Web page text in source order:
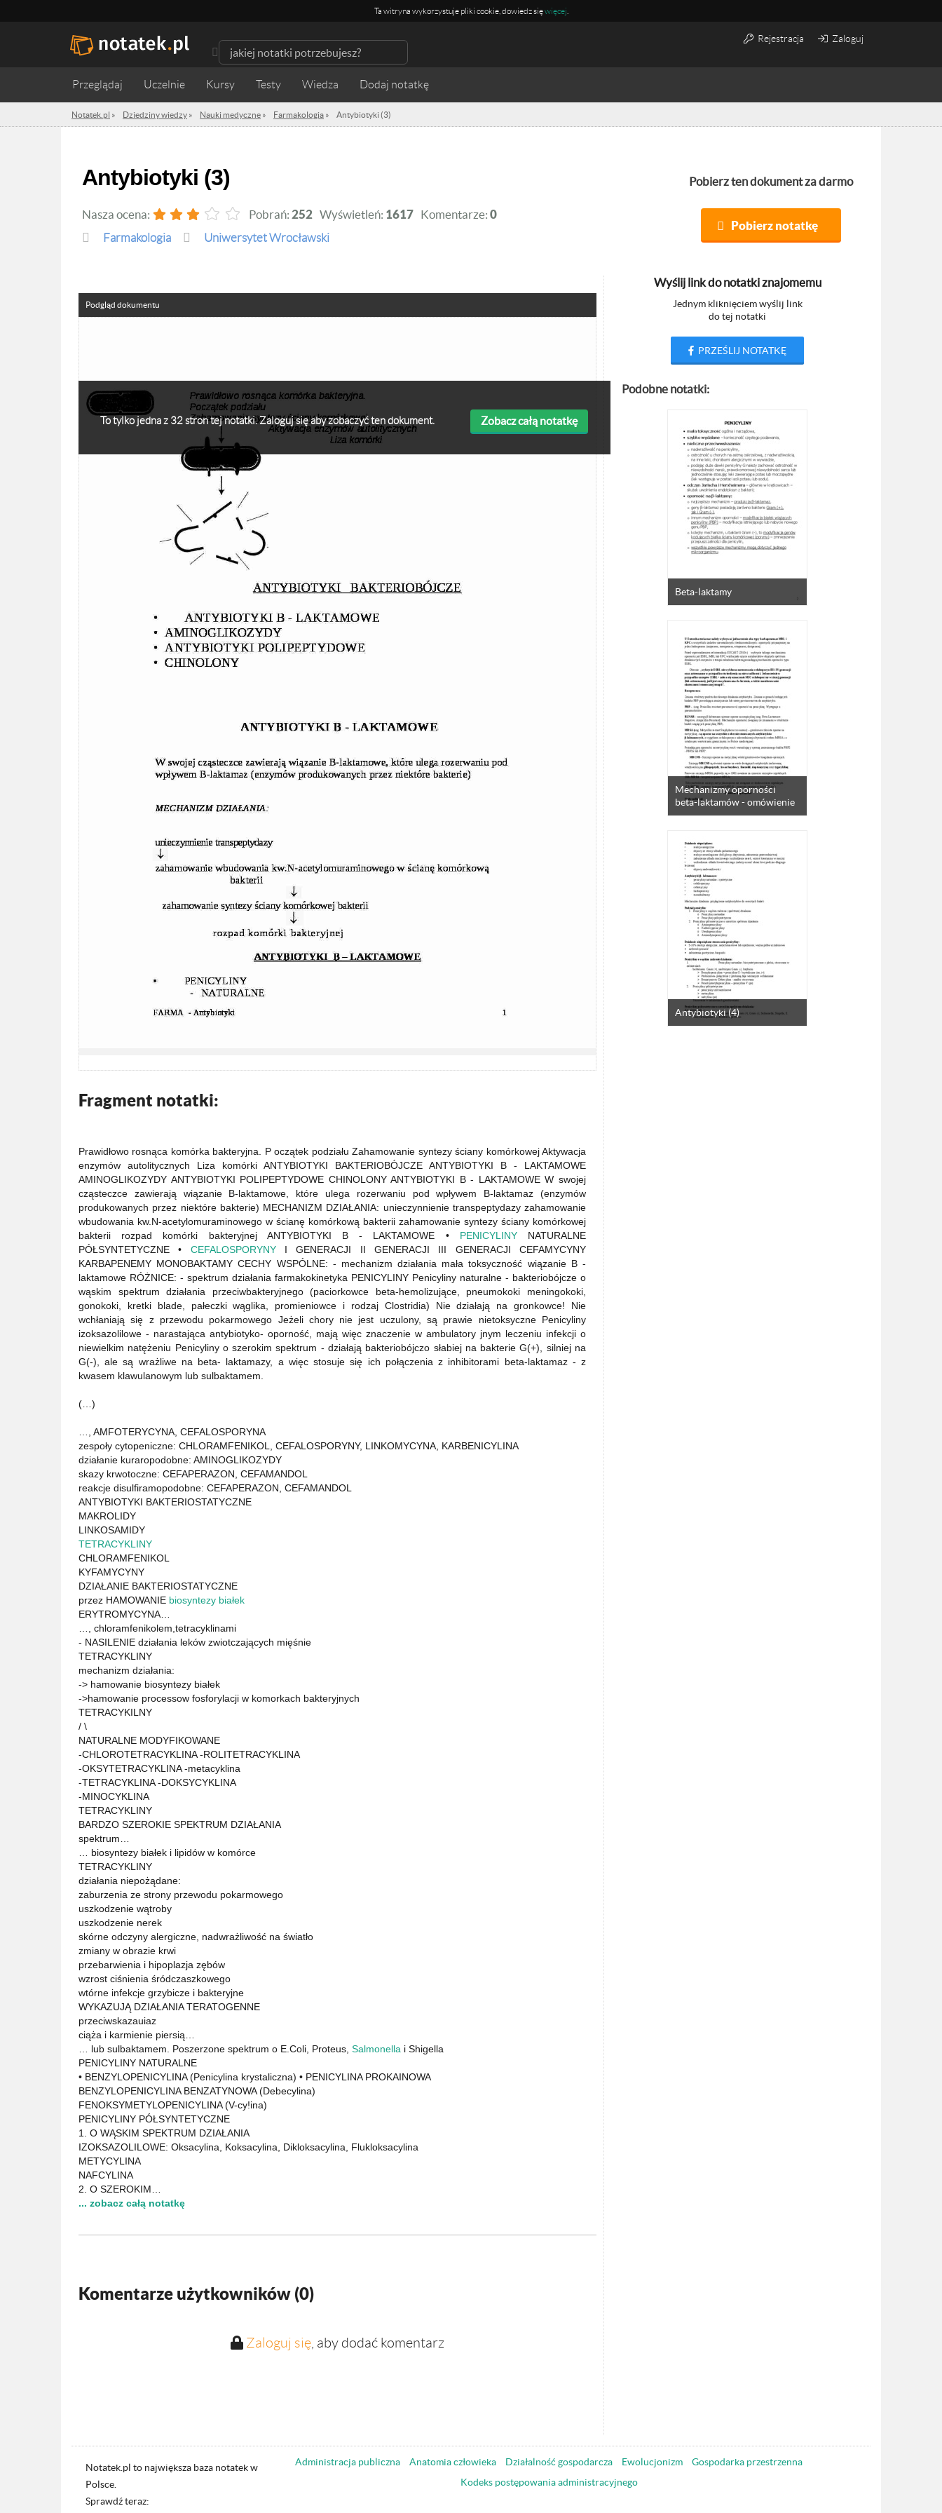
Ta witryna wykorzystuje pliki cookie, dowiedz sięwięcej
Rejestracja Zaloguj
Przeglądaj Uczelnie Kursy Testy Wiedza
Notatek.pl » Dziedziny wiedzy » Nauki medyczne » Farmakologia » Antybiotyki (3)
Antybiotyki (3)
Nasza ocena: Pobrań: 252 Wyświetleń: 1617 Komentarze: 0
Farmakologia Uniwersytet Wrocławski
Pobierz ten dokument za darmo
Pobierz notatkę
To tylko jedna z 32 stron tej notatki. Zaloguj się aby zobaczyć ten dokument. Zobacz całą notatkę
Podgląd dokumentu
Fragment notatki:
Prawidłowo rosnąca komórka bakteryjna. P oczątek podziału Zahamowanie syntezy ściany komórkowej Aktywacja
enzymów autolitycznych Liza komórki ANTYBIOTYKI BAKTERIOBÓJCZE ANTYBIOTYKI B - LAKTAMOWE
AMINOGLIKOZYDY ANTYBIOTYKI POLIPEPTYDOWE CHINOLONY ANTYBIOTYKI B - LAKTAMOWE W swojej
cząsteczce zawierają wiązanie B-laktamowe, które ulega rozerwaniu pod wpływem B-laktamaz (enzymów
produkowanych przez niektóre bakterie) MECHANIZM DZIAŁANIA: unieczynnienie transpeptydazy zahamowanie
wbudowania kw.N-acetylomuraminowego w ścianę komórkową bakterii zahamowanie syntezy ściany komórkowej
bakterii rozpad komórki bakteryjnej ANTYBIOTYKI B - LAKTAMOWE • PENICYLINYNATURALNE
PÓŁSYNTETYCZNE • CEFALOSPORYNYI GENERACJI II GENERACJI III GENERACJI CEFAMYCYNY
KARBAPENEMY MONOBAKTAMY CECHY WSPÓLNE: - mechanizm działania mała toksyczność wiązanie B -
laktamowe RÓŻNICE: - spektrum działania farmakokinetyka PENICYLINY Penicyliny naturalne - bakteriobójcze o
wąskim spektrum działania przeciwbakteryjnego (paciorkowce beta-hemolizujące, pneumokoki meningokoki,
gonokoki, kretki blade, pałeczki wąglika, promieniowce i rodzaj Clostridia) Nie działają na gronkowce! Nie
wchłaniają się z przewodu pokarmowego Jeżeli chory nie jest uczulony, są prawie nietoksyczne Penicyliny
izoksazolilowe - narastająca antybiotyko- oporność, mają więc znaczenie w ambulatory jnym leczeniu infekcji o
niewielkim natężeniu Penicyliny o szerokim spektrum - działają bakteriobójczo słabiej na bakterie G(+), silniej na
G(-), ale są wrażliwe na beta- laktamazy, a więc stosuje się ich połączenia z inhibitorami beta-laktamaz - z
kwasem klawulanowym lub sulbaktamem.
(…)
…, AMFOTERYCYNA, CEFALOSPORYNA
zespoły cytopeniczne: CHLORAMFENIKOL, CEFALOSPORYNY, LINKOMYCYNA, KARBENICYLINA
działanie kuraropodobne: AMINOGLIKOZYDY
skazy krwotoczne: CEFAPERAZON, CEFAMANDOL
reakcje disulfiramopodobne: CEFAPERAZON, CEFAMANDOL
ANTYBIOTYKI BAKTERIOSTATYCZNE
MAKROLIDY
LINKOSAMIDY
TETRACYKLINY
CHLORAMFENIKOL
KYFAMYCYNY
DZIAŁANIE BAKTERIOSTATYCZNE
przez HAMOWANIE biosyntezy białek
ERYTROMYCYNA…
…, chloramfenikolem,tetracyklinami
- NASILENIE działania leków zwiotczających mięśnie
TETRACYKLINY
mechanizm działania:
-> hamowanie biosyntezy białek
->hamowanie processow fosforylacji w komorkach bakteryjnych
TETRACYKILNY
/ \
NATURALNE MODYFIKOWANE
-CHLOROTETRACYKLINA -ROLITETRACYKLINA
-OKSYTETRACYKLINA -metacyklina
-TETRACYKLINA -DOKSYCYKLINA
-MINOCYKLINA
TETRACYKLINY
BARDZO SZEROKIE SPEKTRUM DZIAŁANIA
spektrum…
… biosyntezy białek i lipidów w komórce
TETRACYKLINY
działania niepożądane:
zaburzenia ze strony przewodu pokarmowego
uszkodzenie wątroby
uszkodzenie nerek
skórne odczyny alergiczne, nadwrażliwość na światło
zmiany w obrazie krwi
przebarwienia i hipoplazja zębów
wzrost ciśnienia śródczaszkowego
wtórne infekcje grzybicze i bakteryjne
WYKAZUJĄ DZIAŁANIA TERATOGENNE
przeciwskazauiaz
ciąża i karmienie piersią…
… lub sulbaktamem. Poszerzone spektrum o E.Coli, Proteus, Salmonella i Shigella
PENICYLINY NATURALNE
• BENZYLOPENICYLINA (Penicylina krystaliczna) • PENICYLINA PROKAINOWA
BENZYLOPENICYLINA BENZATYNOWA (Debecylina)
FENOKSYMETYLOPENICYLINA (V-cy!ina)
PENICYLINY PÓŁSYNTETYCZNE
1. O WĄSKIM SPEKTRUM DZIAŁANIA
IZOKSAZOLILOWE: Oksacylina, Koksacylina, Dikloksacylina, Flukloksacylina
METYCYLINA
NAFCYLINA
2. O SZEROKIM…
... zobacz całą notatkę
Komentarze użytkowników (0)
Zaloguj się, aby dodać komentarz
Wyślij link do notatki znajomemu
Jednym kliknięciem wyślij link
do tej notatki
PRZEŚLIJ NOTATKĘ
Podobne notatki:
Beta-laktamy
Mechanizmy oporności
beta-laktamów - omówienie
Antybiotyki (4)
Notatek.pl to największa baza notatek w
Polsce.
Sprawdź teraz:
Administracja publiczna Anatomia człowieka Działalność gospodarcza Ewolucjonizm
Gospodarka przestrzenna
Kodeks postępowania administracyjnego